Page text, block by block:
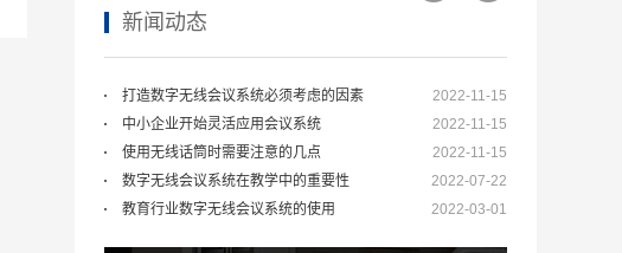
新闻动态
2022-11-15
打造数字无线会议系统必须考虑的因素
2022-11-15
中小企业开始灵活应用会议系统
2022-11-15
使用无线话筒时需要注意的几点
2022-07-22
数字无线会议系统在教学中的重要性
2022-03-01
教育行业数字无线会议系统的使用